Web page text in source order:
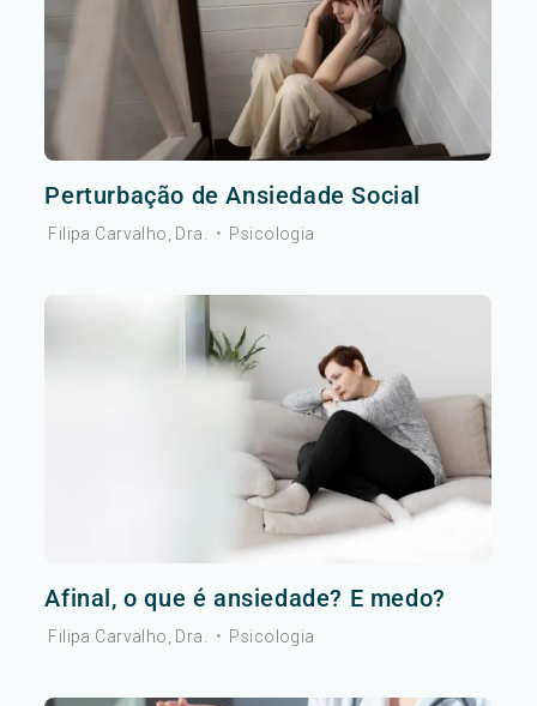
Perturbação de Ansiedade Social
Filipa Carvalho, Dra. • Psicologia
Afinal, o que é ansiedade? E medo?
Filipa Carvalho, Dra. • Psicologia